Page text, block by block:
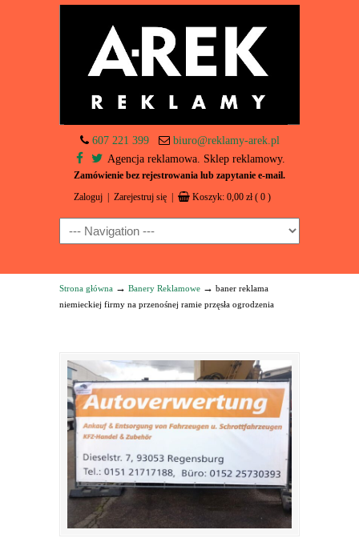
607 221 399
biuro@reklamy-arek.pl
Agencja reklamowa. Sklep reklamowy.
Zamówienie bez rejestrowania lub zapytanie e-mail.
Zaloguj Zarejestruj się Koszyk: 0,00 zł ( 0 )
Navigation
Strona główna → Banery Reklamowe → baner reklama
niemieckiej firmy na przenośnej ramie przęsła ogrodzenia